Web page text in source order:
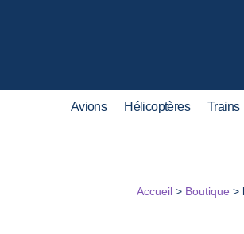
Avions Hélicoptères Trains
Accueil > Boutique >